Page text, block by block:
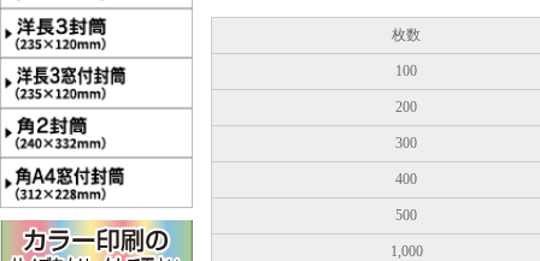
枚数
100
200
300
400
500
1,000